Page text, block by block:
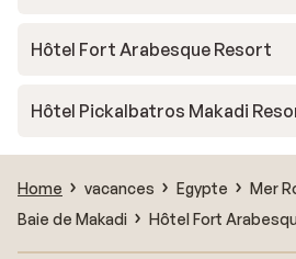
Hôtel Fort Arabesque Resort
Hôtel Pickalbatros Makadi
Home vacances Egypte
Mer
Baie de Makadi
Hôtel Fort